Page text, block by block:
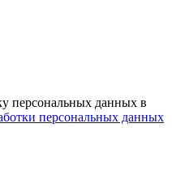
персональных данных в
персональных данных